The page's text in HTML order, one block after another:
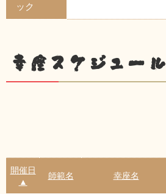
ック
幸座スケジュール
開催日
▲
師範名 幸座名